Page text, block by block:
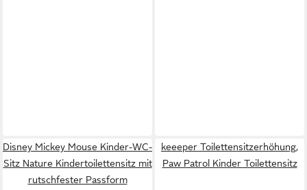
Disney Mickey Mouse Kinder-WC-
Sitz Nature Kindertoilettensitz mit
rutschfester Passform
keeeper Toilettensitzerhöhung,
Paw Patrol Kinder Toilettensitz